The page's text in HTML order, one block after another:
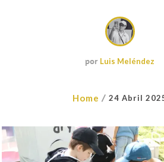
por Luis Meléndez
Home / 24 Abril